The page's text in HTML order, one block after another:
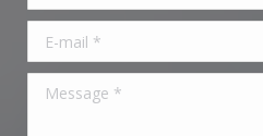
E-mail *
Message *